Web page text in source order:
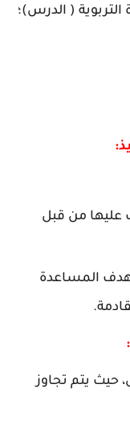
( الدرس)؛
عليها من قبل
بهدف المساعدة
حيث يتم تجاوز